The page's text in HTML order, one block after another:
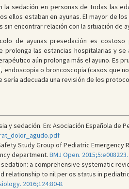
la sedación en personas de todas las
ellos estaban en ayunas. El mayor de
encontrar relación con la situación de
de ayunas presedación es
las estancias hospitalarias y
aún prolonga más el ayuno. Es
o broncoscopia (casos que
adecuada una revisión de los
y sedación. En: Asociación Española de
Study Group of Pediatric Emergency
department. BMJ Open. 2015;5:e008223.
sedation: a comprehensive systematic
relationship to nil per os status in
2016;124:80-8.